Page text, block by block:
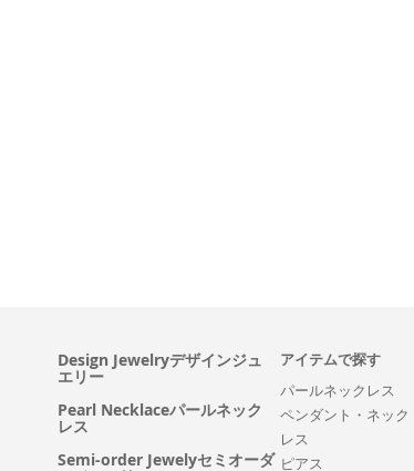
Design Jewelryデザインジュ
エリー
Pearl Necklaceパールネック
レス
Semi-order Jewelyセミオーダ
アイテムで探す
パールネックレス
ペンダント・ネック
レス
ピアス